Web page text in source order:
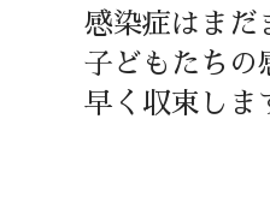
感染症はま
子どもたち
早く収束し